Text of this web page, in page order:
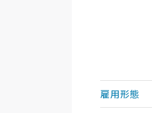
雇用形態